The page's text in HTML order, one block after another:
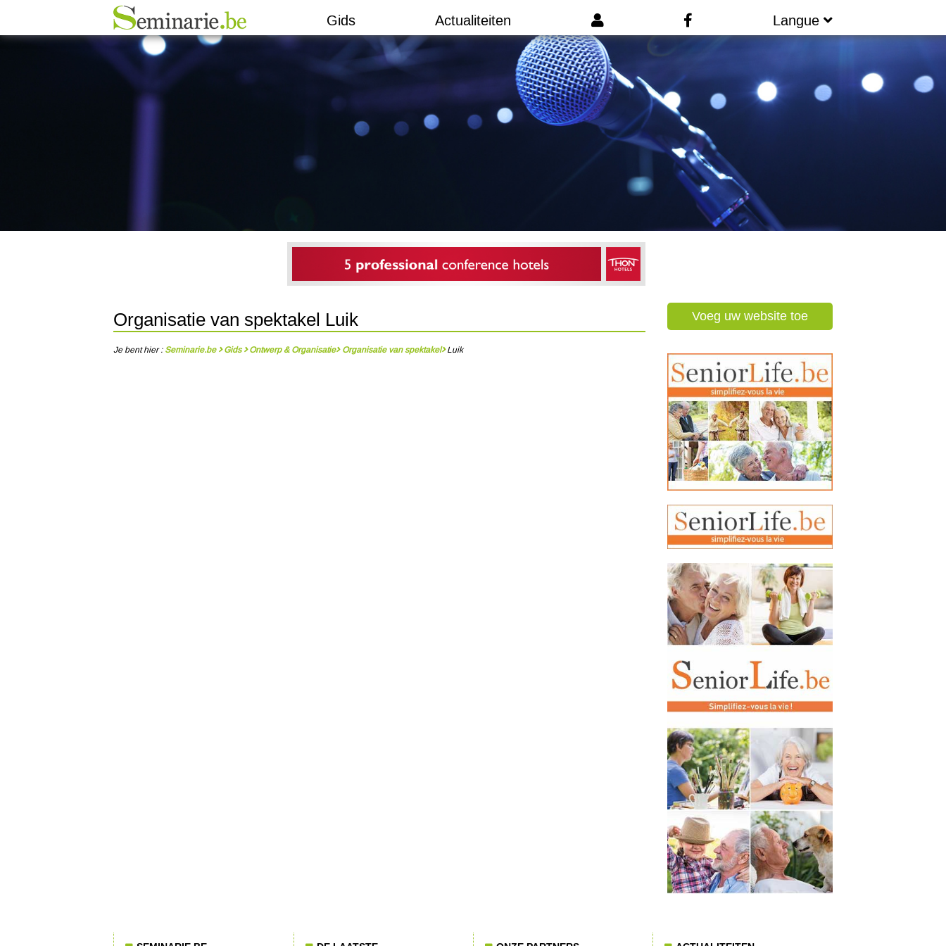
Gids Actualiteiten Langue
Organisatie van spektakel Luik
Je bent hier : Seminarie.be Gids Ontwerp & Organisatie Organisatie van spektakel Luik
Voeg uw website toe